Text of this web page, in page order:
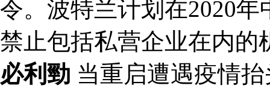
令。波特兰计划在2020
禁止包括私营企业在内
必利勁 当重启遭遇疫情